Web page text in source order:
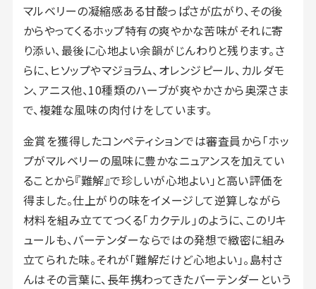
マルベリーの凝縮感ある甘酸っぱさが広がり、その後
からやってくるホップ特有の爽やかな苦味がそれに寄
り添い、最後に心地よい余韻がじんわりと残ります。さ
らに、ヒソップやマジョラム、オレンジピール、カルダモ
ン、アニス他、10種類のハーブが爽やかさから奥深さま
で、複雑な風味の肉付けをしています。
金賞を獲得したコンペティションでは審査員から「ホッ
プがマルベリーの風味に豊かなニュアンスを加えてい
ることから『難解』で珍しいが心地よい」と高い評価を
得ました。仕上がりの味をイメージして逆算しながら
材料を組み立ててつくる「カクテル」のように、このリキ
ュールも、バーテンダーならではの発想で緻密に組み
立てられた味。それが「難解だけど心地よい」。島村さ
んはその言葉に、長年携わってきたバーテンダーという